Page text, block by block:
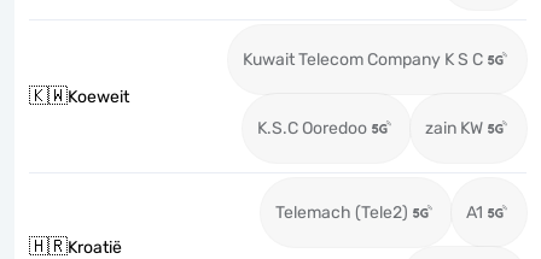
🇰🇼Koeweit
Kuwait Telecom Company K S C
K.S.C Ooredoo zain KW
🇭🇷Kroatië
Telemach (Tele2) A1